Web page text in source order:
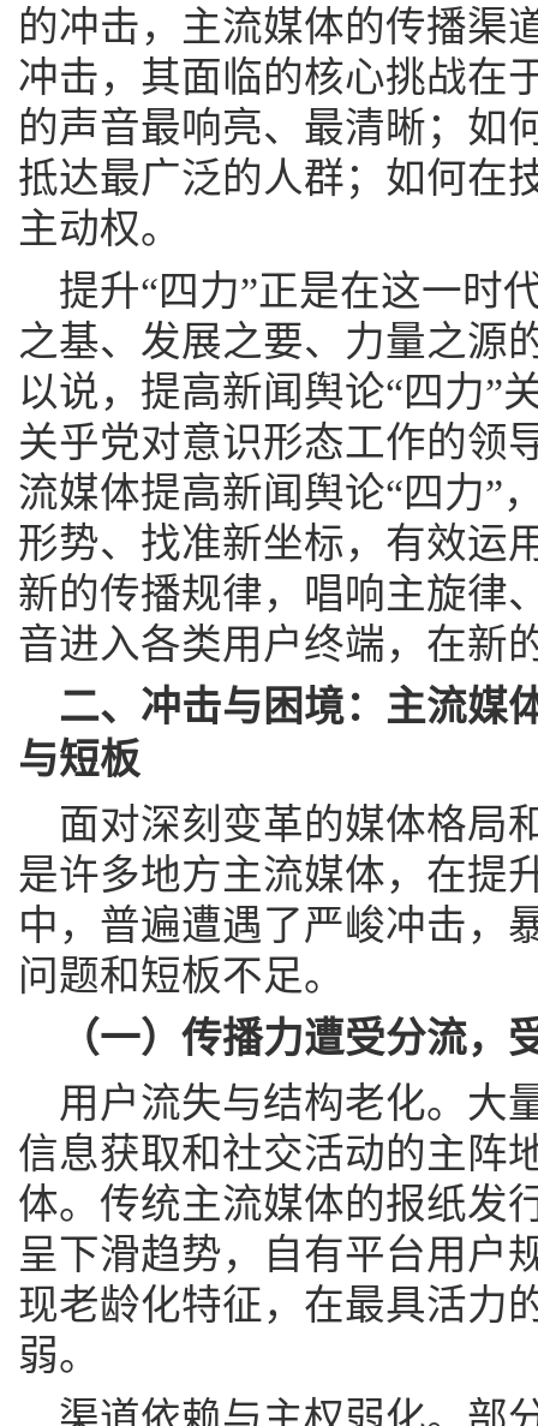
的冲击，主流媒体的传播渠
冲击，其面临的核心挑战在
的声音最响亮、最清晰；如
抵达最广泛的人群；如何在
主动权。
提升“四力”正是在这一时
之基、发展之要、力量之源
以说，提高新闻舆论“四力”
关乎党对意识形态工作的领
流媒体提高新闻舆论“四力”
形势、找准新坐标，有效运
新的传播规律，唱响主旋律
音进入各类用户终端，在新
二、冲击与困境：主流媒
与短板
面对深刻变革的媒体格局
是许多地方主流媒体，在提
中，普遍遭遇了严峻冲击，
问题和短板不足。
（一）传播力遭受分流，
用户流失与结构老化。大
信息获取和社交活动的主阵
体。传统主流媒体的报纸发
呈下滑趋势，自有平台用户
现老龄化特征，在最具活力
弱。